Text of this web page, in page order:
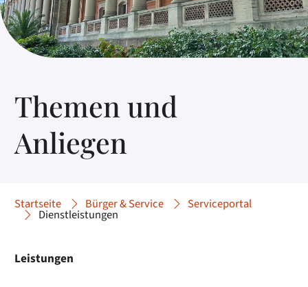
Themen und
Anliegen
Startseite Bürger & Service Serviceportal
Dienstleistungen
Leistungen